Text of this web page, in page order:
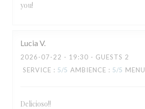
you!
Lucia V
2026-07-22 - 19:30 - GUESTS 2
SERVICE : 5/5 AMBIENCE : 5/5 MENU
Delicioso!!